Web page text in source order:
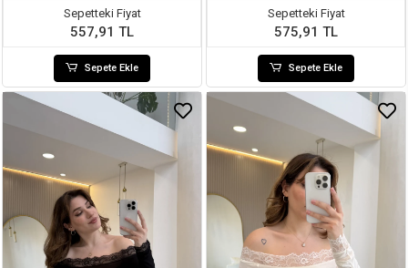
Sepetteki Fiyat
557,91 TL
Sepete Ekle
Sepetteki Fiyat
575,91 TL
Sepete Ekle